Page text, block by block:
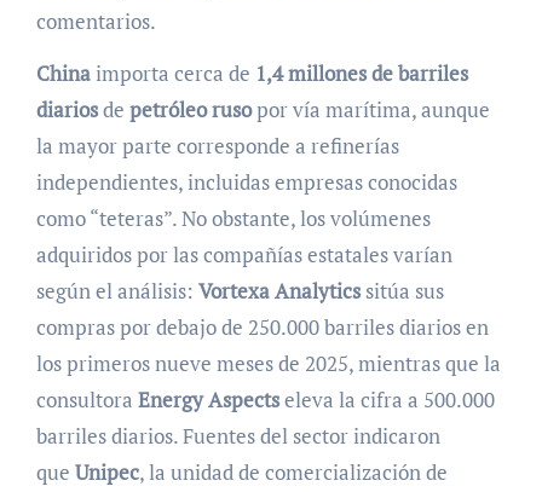
comentarios.
Chinaimporta cerca de 1,4 millones de barriles
diariosde petróleo rusopor vía marítima, aunque
la mayor parte corresponde a refinerías
independientes, incluidas empresas conocidas
como “teteras”. No obstante, los volúmenes
adquiridos por las compañías estatales varían
según el análisis: Vortexa Analyticssitúa sus
compras por debajo de 250.000 barriles diarios en
los primeros nueve meses de 2025, mientras que la
consultora Energy Aspectseleva la cifra a 500.000
barriles diarios. Fuentes del sector indicaron
que Unipec, la unidad de comercialización de